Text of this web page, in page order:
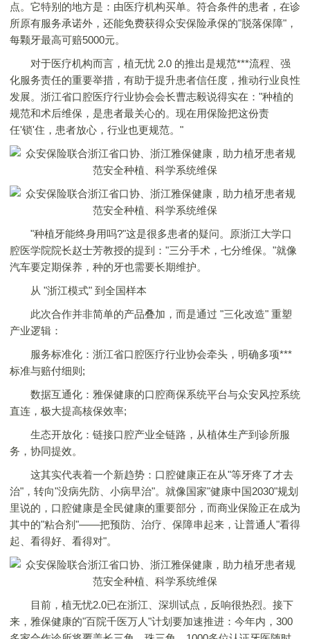
点。它特别的地方是：由医疗机构买单。符合条件的患者，在诊
所原有服务承诺外，还能免费获得众安保险承保的"脱落保障"，
每颗牙最高可赔5000元。
对于医疗机构而言，植无忧 2.0 的推出是规范***流程、强
化服务责任的重要举措，有助于提升患者信任度，推动行业良性
发展。浙江省口腔医疗行业协会会长曹志毅说得实在："种植的
规范和术后维保，是患者最关心的。现在用保险把这份责
任'锁'住，患者放心，行业也更规范。"
"种植牙能终身用吗?"这是很多患者的疑问。原浙江大学口
腔医学院院长赵士芳教授的提到："三分手术，七分维保。"就像
汽车要定期保养，种的牙也需要长期维护。
从 "浙江模式" 到全国样本
此次合作并非简单的产品叠加，而是通过 "三化改造" 重塑
产业逻辑：
服务标准化：浙江省口腔医疗行业协会牵头，明确多项***
标准与赔付细则;
数据互通化：雅保健康的口腔商保系统平台与众安风控系统
直连，极大提高核保效率;
生态开放化：链接口腔产业全链路，从植体生产到诊所服
务，协同提效。
这其实代表着一个新趋势：口腔健康正在从"等牙疼了才去
治"，转向"没病先防、小病早治"。就像国家"健康中国2030"规划
里说的，口腔健康是全民健康的重要部分，而商业保险正在成为
其中的"粘合剂"——把预防、治疗、保障串起来，让普通人"看得
起、看得好、看得对"。
目前，植无忧2.0已在浙江、深圳试点，反响很热烈。接下
来，雅保健康的"百院千医万人"计划要加速推进：今年内，300